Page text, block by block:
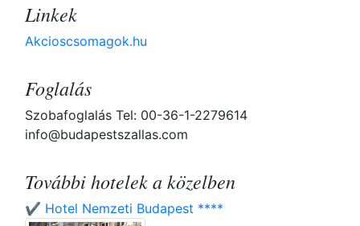
Linkek
Akcioscsomagok.hu
Foglalás
Szobafoglalás Tel: 00-36-1-2279614
info@budapestszallas.com
További hotelek a közelben
✔️ Hotel Nemzeti Budapest ****